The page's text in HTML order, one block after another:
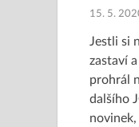
15. 5.
Jestli si
zastaví
prohrál
dalšího